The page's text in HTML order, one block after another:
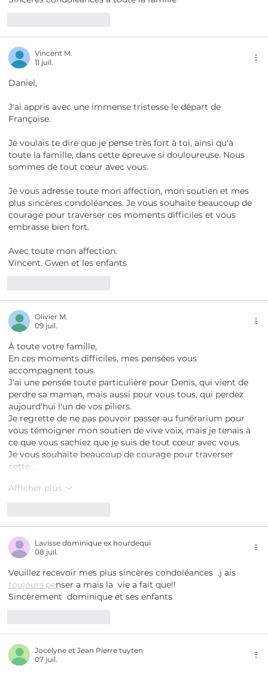
Vincent M.
11 juil.
Daniel,
J'ai appris avec une immense tristesse le départ de
Françoise.
Je voulais te dire que je pense très fort à toi, ainsi qu'à
toute la famille, dans cette épreuve si douloureuse. Nous
sommes de tout cœur avec vous.
Je vous adresse toute mon affection, mon soutien et mes
plus sincères condoléances. Je vous souhaite beaucoup de
courage pour traverser ces moments difficiles et vous
embrasse bien fort.
Avec toute mon affection.
Vincent. Gwen et les enfants
Olivier M.
09 juil.
À toute votre famille,
En ces moments difficiles, mes pensées vous
accompagnent tous.
J'ai une pensée toute particulière pour Denis, qui vient de
perdre sa maman, mais aussi pour vous tous, qui perdez
aujourd'hui l'un de vos piliers.
Je regrette de ne pas pouvoir passer au funérarium pour
vous témoigner mon soutien de vive voix, mais je tenais à
ce que vous sachiez que je suis de tout cœur avec vous.
Je vous souhaite beaucoup de courage pour traverser
cette…
Afficher plus
Lavisse dominique ex hourdequi
08 juil.
Veuillez recevoir mes plus sincères condoléances  .j ais
toujours.penser a mais la  vie a fait que!!
Sincèrement  dominique et ses enfants
Jocelyne et Jean Pierre tuyten
07 juil.